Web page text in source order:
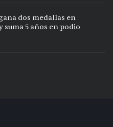
dos medallas en
suma 5 años en podio